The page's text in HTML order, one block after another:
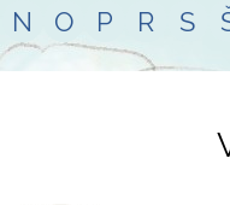
N
O P R S
Tsitaadid